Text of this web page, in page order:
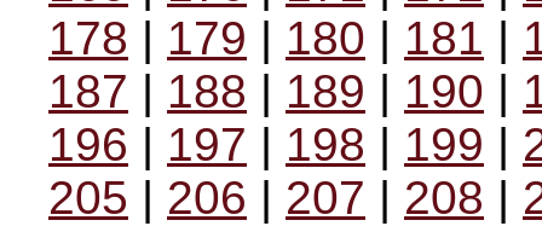
178 | 179 | 180 | 181 |
187 | 188 | 189 | 190 |
196 | 197 | 198 | 199 |
205 | 206 | 207 | 208 |